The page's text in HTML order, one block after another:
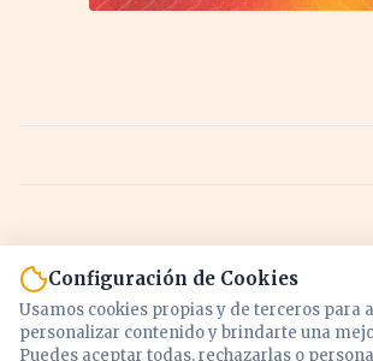
Configuración de Cookies
Usamos cookies propias y de terceros para
personalizar contenido y brindarte una
Puedes aceptar todas, rechazarlas o